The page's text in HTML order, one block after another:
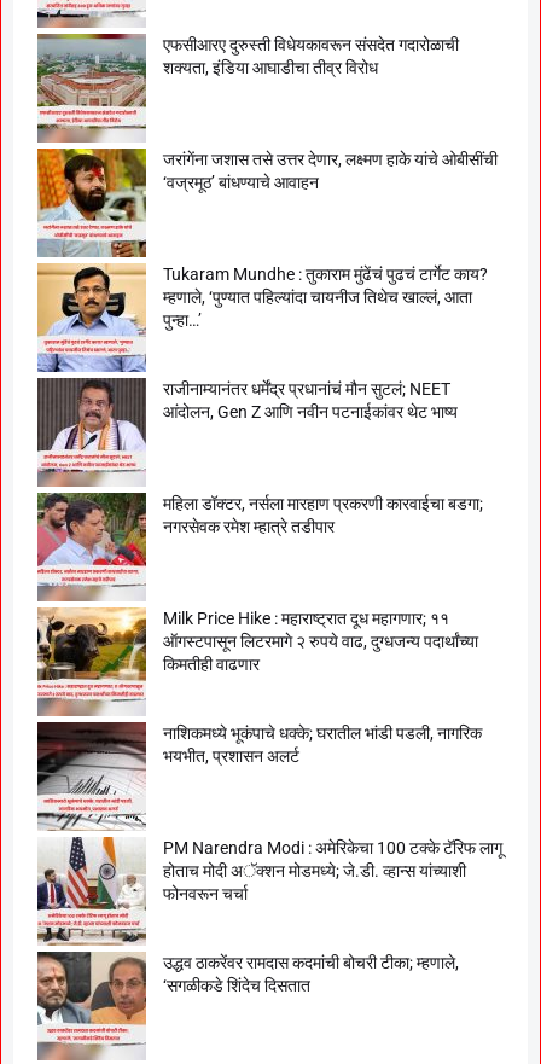
एफसीआरए दुरुस्ती विधेयकावरून संसदेत गदारोळाची
शक्यता, इंडिया आघाडीचा तीव्र विरोध
जरांगेंना जशास तसे उत्तर देणार, लक्ष्मण हाके यांचे ओबीसींची
‘वज्रमूठ’ बांधण्याचे आवाहन
Tukaram Mundhe : तुकाराम मुंढेंचं पुढचं टार्गेट काय?
म्हणाले, ‘पुण्यात पहिल्यांदा चायनीज तिथेच खाल्लं, आता
पुन्हा…’
राजीनाम्यानंतर धर्मेंद्र प्रधानांचं मौन सुटलं; NEET
आंदोलन, Gen Z आणि नवीन पटनाईकांवर थेट भाष्य
महिला डॉक्टर, नर्सला मारहाण प्रकरणी कारवाईचा बडगा;
नगरसेवक रमेश म्हात्रे तडीपार
Milk Price Hike : महाराष्ट्रात दूध महागणार; ११
ऑगस्टपासून लिटरमागे २ रुपये वाढ, दुग्धजन्य पदार्थांच्या
किमतीही वाढणार
नाशिकमध्ये भूकंपाचे धक्के; घरातील भांडी पडली, नागरिक
भयभीत, प्रशासन अलर्ट
PM Narendra Modi : अमेरिकेचा 100 टक्के टॅरिफ लागू
होताच मोदी अॅक्शन मोडमध्ये; जे.डी. व्हान्स यांच्याशी
फोनवरून चर्चा
उद्धव ठाकरेंवर रामदास कदमांची बोचरी टीका; म्हणाले,
‘सगळीकडे शिंदेच दिसतात